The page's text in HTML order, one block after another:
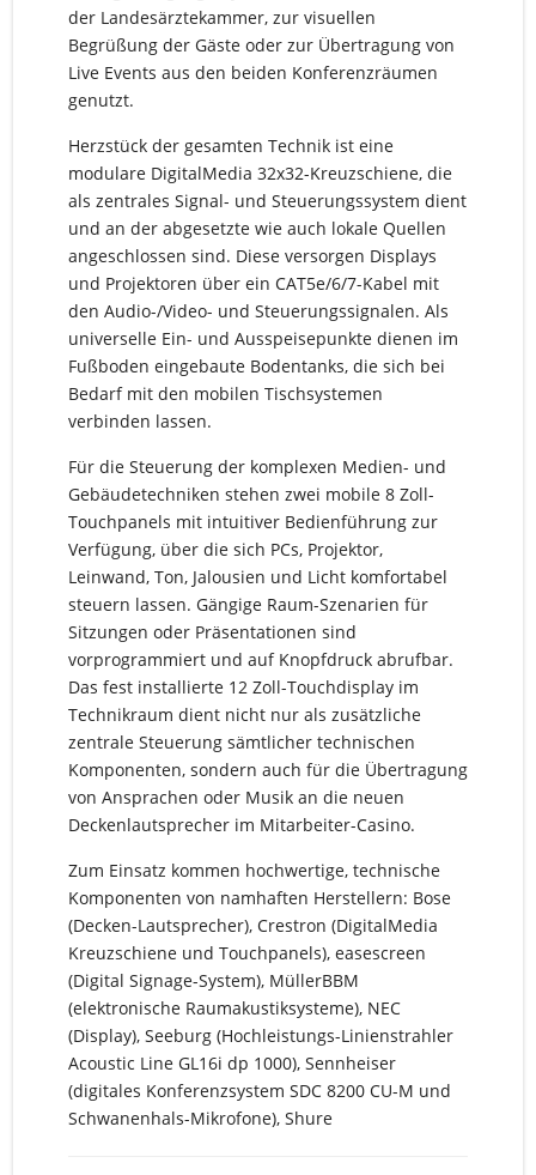
der Landesärztekammer, zur visuellen
Begrüßung der Gäste oder zur Übertragung von
Live Events aus den beiden Konferenzräumen
genutzt.
Herzstück der gesamten Technik ist eine
modulare DigitalMedia 32x32-Kreuzschiene, die
als zentrales Signal- und Steuerungssystem dient
und an der abgesetzte wie auch lokale Quellen
angeschlossen sind. Diese versorgen Displays
und Projektoren über ein CAT5e/6/7-Kabel mit
den Audio-/Video- und Steuerungssignalen. Als
universelle Ein- und Ausspeisepunkte dienen im
Fußboden eingebaute Bodentanks, die sich bei
Bedarf mit den mobilen Tischsystemen
verbinden lassen.
Für die Steuerung der komplexen Medien- und
Gebäudetechniken stehen zwei mobile 8 Zoll-
Touchpanels mit intuitiver Bedienführung zur
Verfügung, über die sich PCs, Projektor,
Leinwand, Ton, Jalousien und Licht komfortabel
steuern lassen. Gängige Raum-Szenarien für
Sitzungen oder Präsentationen sind
vorprogrammiert und auf Knopfdruck abrufbar.
Das fest installierte 12 Zoll-Touchdisplay im
Technikraum dient nicht nur als zusätzliche
zentrale Steuerung sämtlicher technischen
Komponenten, sondern auch für die Übertragung
von Ansprachen oder Musik an die neuen
Deckenlautsprecher im Mitarbeiter-Casino.
Zum Einsatz kommen hochwertige, technische
Komponenten von namhaften Herstellern: Bose
(Decken-Lautsprecher), Crestron (DigitalMedia
Kreuzschiene und Touchpanels), easescreen
(Digital Signage-System), MüllerBBM
(elektronische Raumakustiksysteme), NEC
(Display), Seeburg (Hochleistungs-Linienstrahler
Acoustic Line GL16i dp 1000), Sennheiser
(digitales Konferenzsystem SDC 8200 CU-M und
Schwanenhals-Mikrofone), Shure